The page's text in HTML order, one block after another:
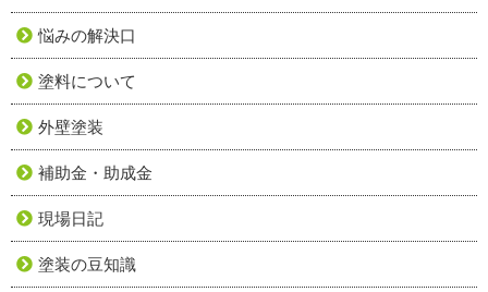
悩みの解決口
塗料について
外壁塗装
補助金・助成金
現場日記
塗装の豆知識